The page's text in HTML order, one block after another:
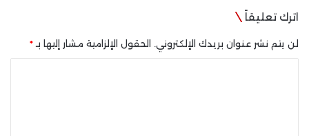
اترك تعليقاً
لن يتم نشر عنوان بريدك الإلكتروني. الحقول الإلزامية مشار إليها بـ*